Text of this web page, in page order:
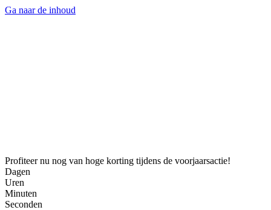
Ga naar de inhoud
Profiteer nu nog van hoge korting tijdens de voorjaarsactie!
Dagen
Uren
Minuten
Seconden